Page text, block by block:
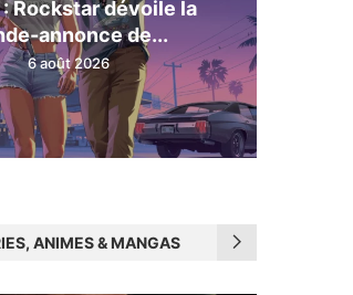
: Rockstar dévoile la
annonce de...
6 août 2026
ANIMES & MANGAS